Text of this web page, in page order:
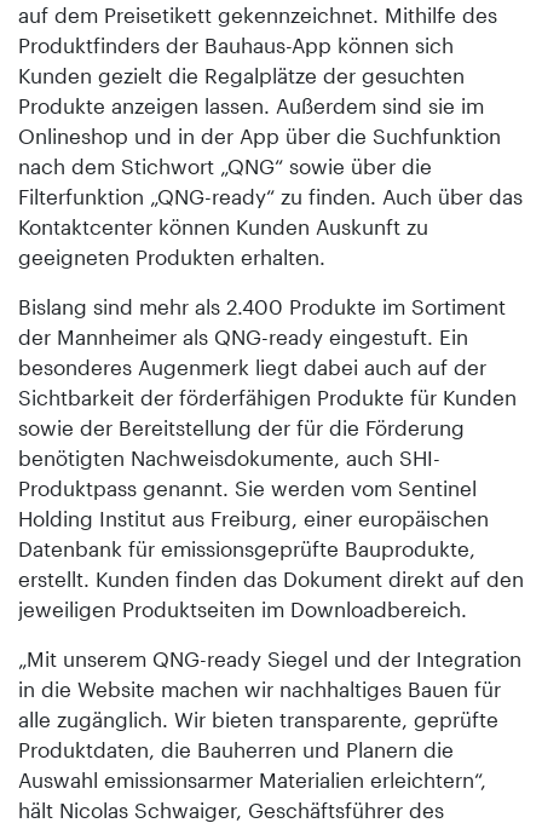
auf dem Preisetikett gekennzeichnet. Mithilfe des
Produktfinders der Bauhaus-App können sich
Kunden gezielt die Regalplätze der gesuchten
Produkte anzeigen lassen. Außerdem sind sie im
Onlineshop und in der App über die Suchfunktion
nach dem Stichwort „QNG“ sowie über die
Filterfunktion „QNG-ready“ zu finden. Auch über das
Kontaktcenter können Kunden Auskunft zu
geeigneten Produkten erhalten.
Bislang sind mehr als 2.400 Produkte im Sortiment
der Mannheimer als QNG-ready eingestuft. Ein
besonderes Augenmerk liegt dabei auch auf der
Sichtbarkeit der förderfähigen Produkte für Kunden
sowie der Bereitstellung der für die Förderung
benötigten Nachweisdokumente, auch SHI-
Produktpass genannt. Sie werden vom Sentinel
Holding Institut aus Freiburg, einer europäischen
Datenbank für emissionsgeprüfte Bauprodukte,
erstellt. Kunden finden das Dokument direkt auf den
jeweiligen Produktseiten im Downloadbereich.
„Mit unserem QNG-ready Siegel und der Integration
in die Website machen wir nachhaltiges Bauen für
alle zugänglich. Wir bieten transparente, geprüfte
Produktdaten, die Bauherren und Planern die
Auswahl emissionsarmer Materialien erleichtern“,
hält Nicolas Schwaiger, Geschäftsführer des